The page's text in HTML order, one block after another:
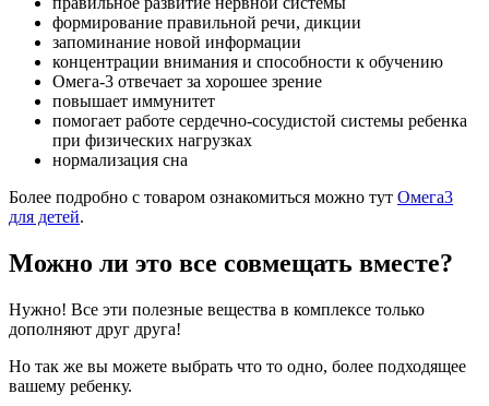
формирование правильной речи, дикции
запоминание новой информации
концентрации внимания и способности к обучению
Омега-3 отвечает за хорошее зрение
повышает иммунитет
помогает работе сердечно-сосудистой системы ребенка
при физических нагрузках
нормализация сна
Более подробно с товаром ознакомиться можно тут Омега3
для детей.
Можно ли это все совмещать вместе?
Нужно! Все эти полезные вещества в комплексе только
дополняют друг друга!
Но так же вы можете выбрать что то одно, более подходящее
вашему ребенку.